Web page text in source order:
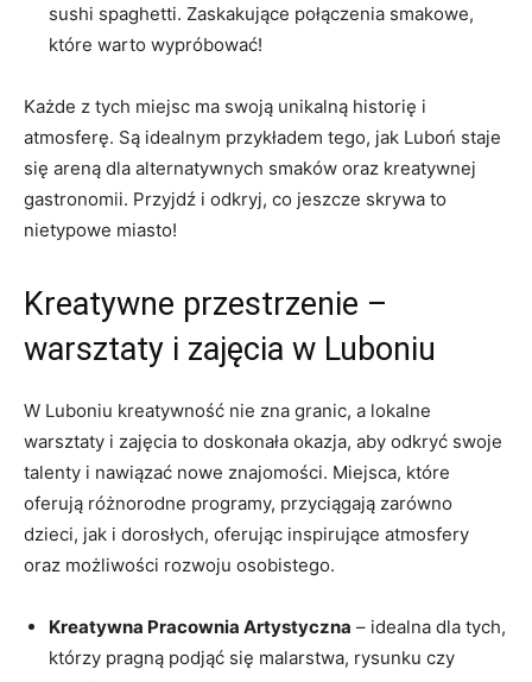
sushi spaghetti.⁣ Zaskakujące połączenia smakowe,
które warto wypróbować!
Każde z tych miejsc ma swoją unikalną historię⁣ i
atmosferę. Są idealnym przykładem ‌tego, jak Luboń staje
się areną dla alternatywnych smaków oraz kreatywnej
gastronomii. Przyjdź i odkryj, co jeszcze skrywa⁣ to‌
nietypowe miasto!
Kreatywne przestrzenie –
warsztaty i zajęcia ⁢w Luboniu
W Luboniu kreatywność nie zna⁣ granic, a‍ lokalne
warsztaty i zajęcia to doskonała okazja, aby odkryć swoje
talenty​ i‌ nawiązać nowe znajomości. Miejsca, ‌które
oferują różnorodne programy, przyciągają zarówno
dzieci, jak i dorosłych, oferując inspirujące atmosfery
oraz możliwości rozwoju osobistego.
Kreatywna Pracownia Artystyczna – idealna dla tych,
którzy pragną podjąć się malarstwa, rysunku czy